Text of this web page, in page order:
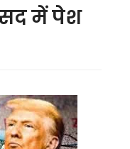
में पेश